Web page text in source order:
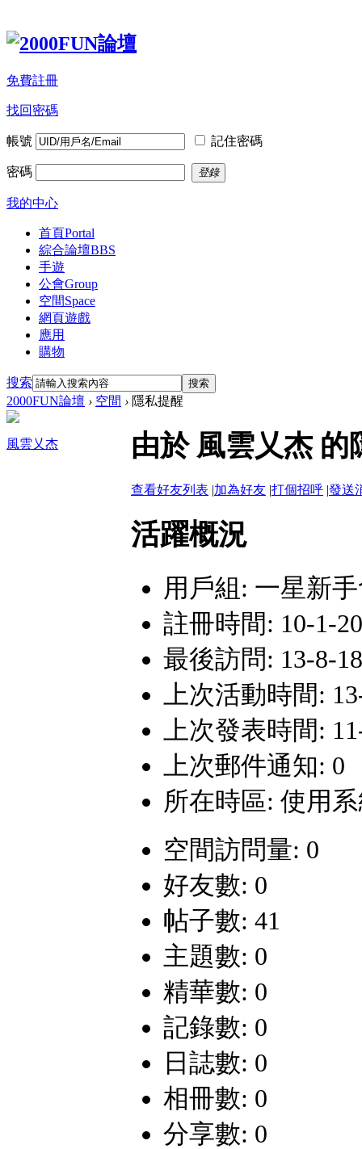
免費註冊
找回密碼
帳號 記住密碼
密碼 登錄
我的中心
首頁Portal
綜合論壇BBS
手遊
公會Group
空間Space
網頁遊戲
應用
購物
搜索 搜索
2000FUN論壇 › 空間 › 隱私提醒
風雲乂杰 由於 風雲乂杰
查看好友列表 |加為好友 |打個招呼 |發送
活躍概況
用戶組: 一星新
註冊時間: 10-1-
最後訪問: 13-8-
上次活動時間:
上次發表時間:
上次郵件通知: 0
所在時區: 使用
空間訪問量: 0
好友數: 0
帖子數: 41
主題數: 0
精華數: 0
記錄數: 0
日誌數: 0
相冊數: 0
分享數: 0